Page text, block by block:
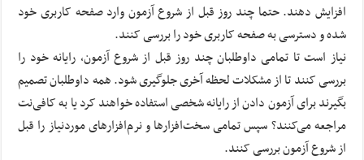
افزایش دهند. حتما چند روز قبل از شروع آزمون وارد صفحه کاربری خود
شده و دسترسی به صفحه کاربری خود را بررسی کنند.
نیاز است تا تمامی داوطلبان چند روز قبل از شروع آزمون، رایانه خود را
بررسی کنند تا از مشکلات لحظه آخری جلوگیری شود. همه داوطلبان تصمیم
بگیرند برای آزمون دادن از رایانه شخصی استفاده خواهند کرد یا به کافی‌نت
مراجعه می‌کنند؟ سپس تمامی سخت‌افزارها و نرم‌افزارهای موردنیاز را قبل
از شروع آزمون بررسی کنند.